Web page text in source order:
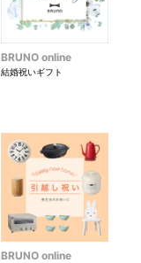
BRUNO online
結婚祝いギフト
BRUNO online